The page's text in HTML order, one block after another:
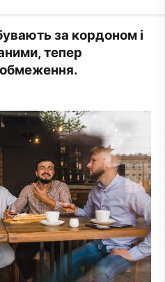
за кордоном і
тепер
обмеження.